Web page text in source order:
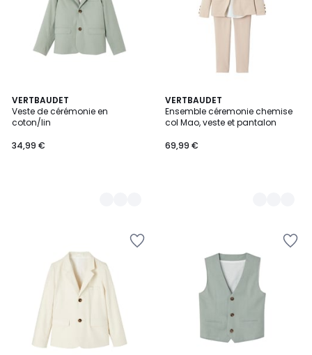
VERTBAUDET
Veste de cérémonie en
coton/lin
34,99 €
3
Couleurs
VERTBAUDET
Ensemble céremonie chemise
col Mao, veste et pantalon
69,99 €
3
Couleurs